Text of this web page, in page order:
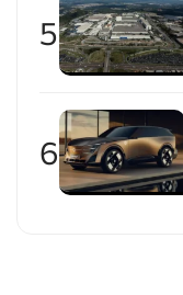
5
6